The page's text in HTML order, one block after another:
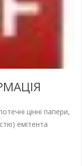
цінні папери,
емітента